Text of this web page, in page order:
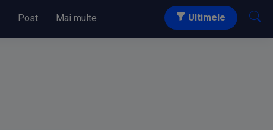
Post Mai multe Ultimele